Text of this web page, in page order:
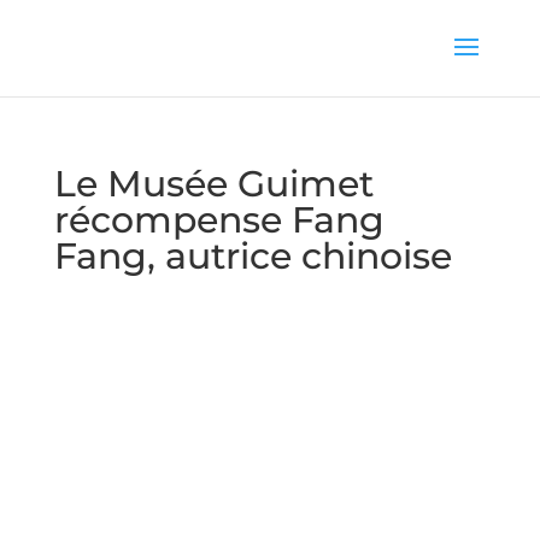
Le Musée Guimet
récompense Fang
Fang, autrice chinoise